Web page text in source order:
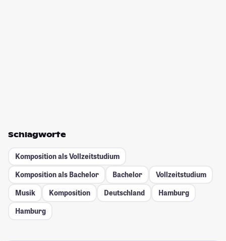
Schlagworte
Komposition als Vollzeitstudium
Komposition als Bachelor
Bachelor
Vollzeitstudium
Musik
Komposition Deutschland
Hamburg
Hamburg